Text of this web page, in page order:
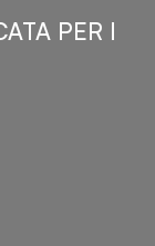
PER I